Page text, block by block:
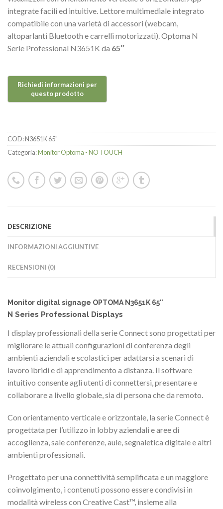
integrate facili ed intuitive. Lettore multimediale integrato
compatibile con una varietà di accessori (webcam,
altoparlanti Bluetooth e carrelli motorizzati). Optoma N
Serie Professional N3651K da 65″
COD:N3651K 65"
Categoria:Monitor Optoma - NO TOUCH
DESCRIZIONE
INFORMAZIONI AGGIUNTIVE
RECENSIONI (0)
Monitor digital signage OPTOMA N3651K 65″
N Series Professional Displays
I display professionali della serie Connect sono progettati per
migliorare le attuali configurazioni di conferenza degli
ambienti aziendali e scolastici per adattarsi a scenari di
lavoro ibridi e di apprendimento a distanza. Il software
intuitivo consente agli utenti di connettersi, presentare e
collaborare a livello globale, sia di persona che da remoto.
Con orientamento verticale e orizzontale, la serie Connect è
progettata per l’utilizzo in lobby aziendali e aree di
accoglienza, sale conferenze, aule, segnaletica digitale e altri
ambienti professionali.
Progettato per una connettività semplificata e un maggiore
coinvolgimento, i contenuti possono essere condivisi in
modalità wireless con Creative Cast™, insieme alla